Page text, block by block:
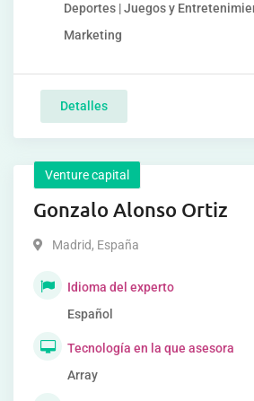
Deportes | Juegos y
Marketing
Detalles
Venture capital
Gonzalo Alonso Ortiz
Madrid, España
Idioma del experto
Español
Tecnología en la que asesora
Array